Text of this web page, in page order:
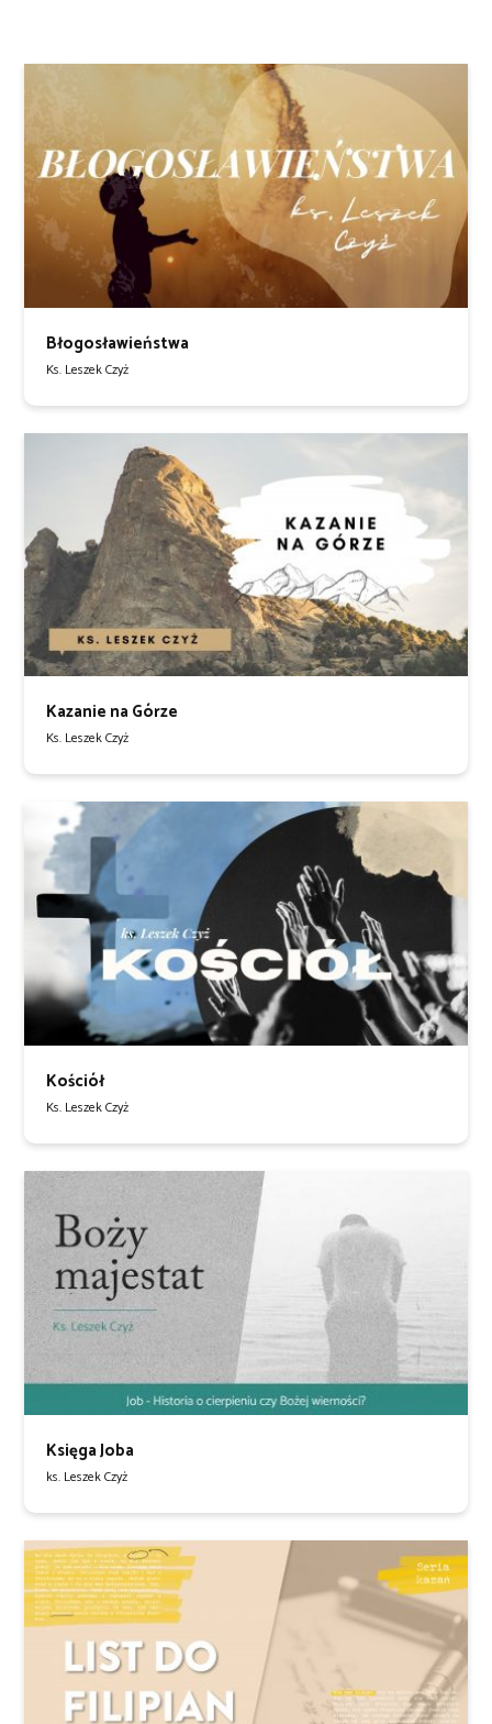
Błogosławieństwa
Ks. Leszek Czyż
Kazanie na Górze
Ks. Leszek Czyż
Kościół
Ks. Leszek Czyż
Księga Joba
ks. Leszek Czyż